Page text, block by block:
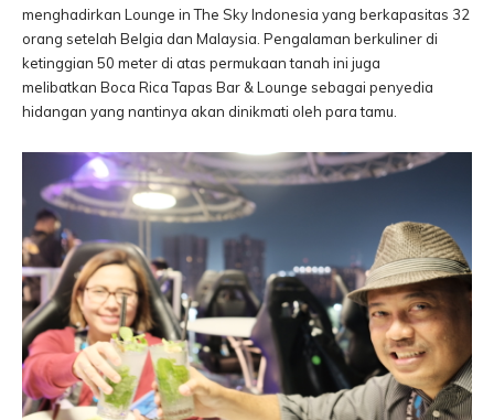
menghadirkan Lounge in The Sky Indonesia yang berkapasitas 32
orang setelah Belgia dan Malaysia. Pengalaman berkuliner di
ketinggian 50 meter di atas permukaan tanah ini juga
melibatkan Boca Rica Tapas Bar & Lounge sebagai penyedia
hidangan yang nantinya akan dinikmati oleh para tamu.